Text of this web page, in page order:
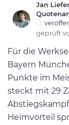
Jan
|
geprüft
Für die
Bayern
Punkte im
steckt mit 29
Heimvorteil